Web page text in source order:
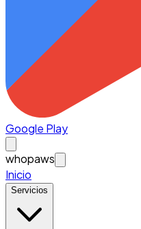
Google Play
whopaws
Inicio
Servicios